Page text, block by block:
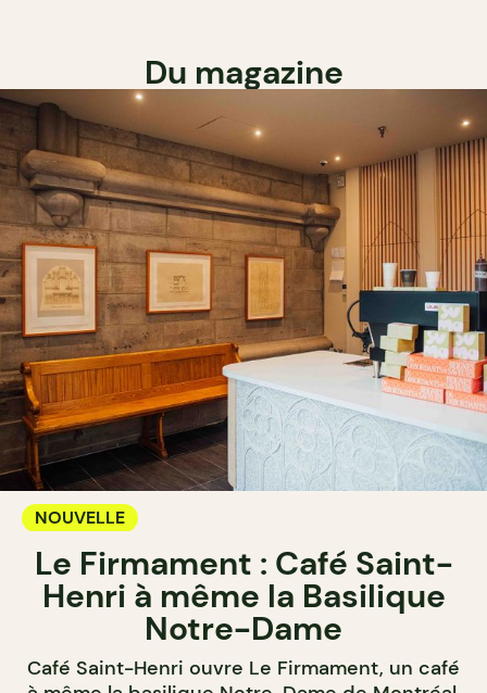
Du magazine
NOUVELLE
Le Firmament : Café Saint-
Henri à même la Basilique
Notre-Dame
Café Saint-Henri ouvre Le Firmament, un café